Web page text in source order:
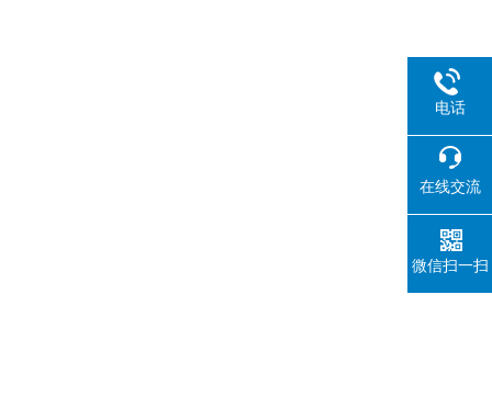
电话
在线交流
微信扫一扫